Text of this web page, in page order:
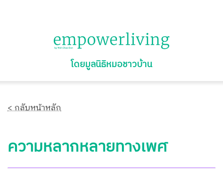
โดยมูลนิธิหมอชาวบ้าน
< กลับหน้าหลัก
ความหลากหลายทางเพศ